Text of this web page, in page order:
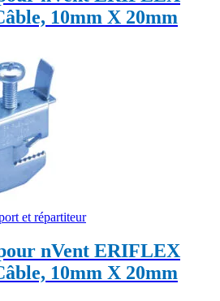
10mm X 20mm
et répartiteur
nVent ERIFLEX
10mm X 20mm